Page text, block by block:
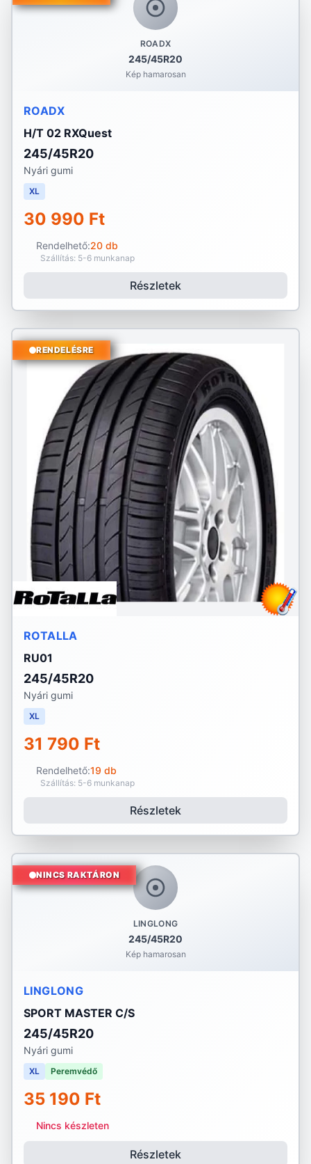
ROADX
245/45R20
Kép hamarosan
ROADX
H/T 02 RXQuest
245/45R20
Nyári gumi
XL
30 990 Ft
Rendelhető:20 db
Szállítás: 5-6 munkanap
Részletek
RENDELÉSRE
ROTALLA
RU01
245/45R20
Nyári gumi
XL
31 790 Ft
Rendelhető:19 db
Szállítás: 5-6 munkanap
Részletek
LINGLONG
245/45R20
Kép hamarosan
NINCS RAKTÁRON
LINGLONG
SPORT MASTER C/S
245/45R20
Nyári gumi
XL Peremvédő
35 190 Ft
Nincs készleten
Részletek